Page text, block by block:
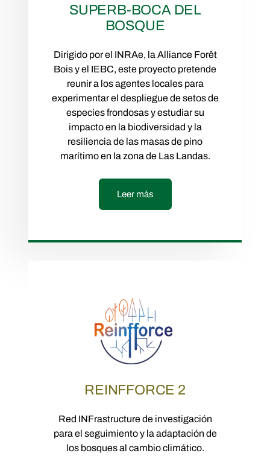
SUPERB-BOCA DEL
BOSQUE
Dirigido por el INRAe, la Alliance Forêt
Bois y el IEBC, este proyecto pretende
reunir a los agentes locales para
experimentar el despliegue de setos de
especies frondosas y estudiar su
impacto en la biodiversidad y la
resiliencia de las masas de pino
marítimo en la zona de Las Landas.
Leer màs
REINFFORCE 2
Red INFrastructure de investigación
para el seguimiento y la adaptación de
los bosques al cambio climático.